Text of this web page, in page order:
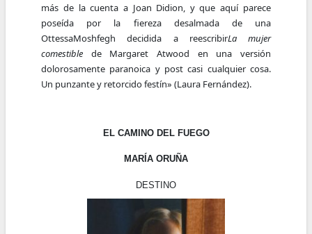
más de la cuenta a Joan Didion, y que aquí parece
poseída por la fiereza desalmada de una
OttessaMoshfegh decidida a reescribirLa mujer
comestible de Margaret Atwood en una versión
dolorosamente paranoica y post casi cualquier cosa.
Un punzante y retorcido festín» (Laura Fernández).
EL CAMINO DEL FUEGO
MARÍA ORUÑA
DESTINO